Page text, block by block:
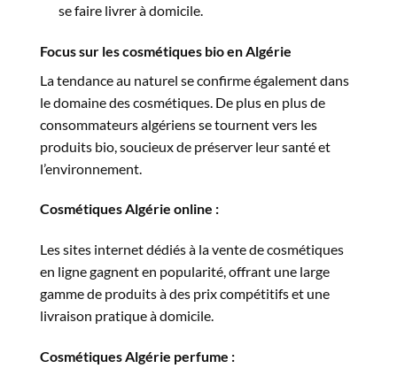
se faire livrer à domicile.
Focus sur les cosmétiques bio en Algérie
La tendance au naturel se confirme également dans
le domaine des cosmétiques. De plus en plus de
consommateurs algériens se tournent vers les
produits bio, soucieux de préserver leur santé et
l’environnement.
Cosmétiques Algérie online :
Les sites internet dédiés à la vente de cosmétiques
en ligne gagnent en popularité, offrant une large
gamme de produits à des prix compétitifs et une
livraison pratique à domicile.
Cosmétiques Algérie perfume :